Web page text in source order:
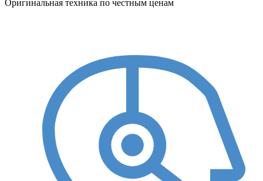
Оригинальная техника по честным ценам